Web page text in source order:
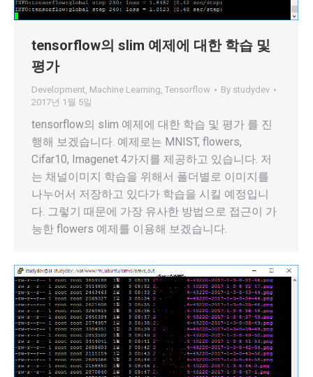
tensorflow의 slim 예제에 대한 학습 및
평가
Development Machine Learning Tensorflow By studydev
2017년 1월 5일
tensorflow의 slim 예제에 대한 학습 및 평가 를 진
행해 보겠습니다. 예제로는 MNIST, flowers,
Cifar10, Imagenet 4가지를 제공하고 있습니다. 저
는 채널이미지 학습을 위해서 폴더별로 이미지를
나누어서 저장하고 있다가 학습을 시킬 예정입니
다. 그렇기 때문에 가장 유사한 방법으로 접근이 가
능한 flowers 예제를 이용해 보겠습니다.